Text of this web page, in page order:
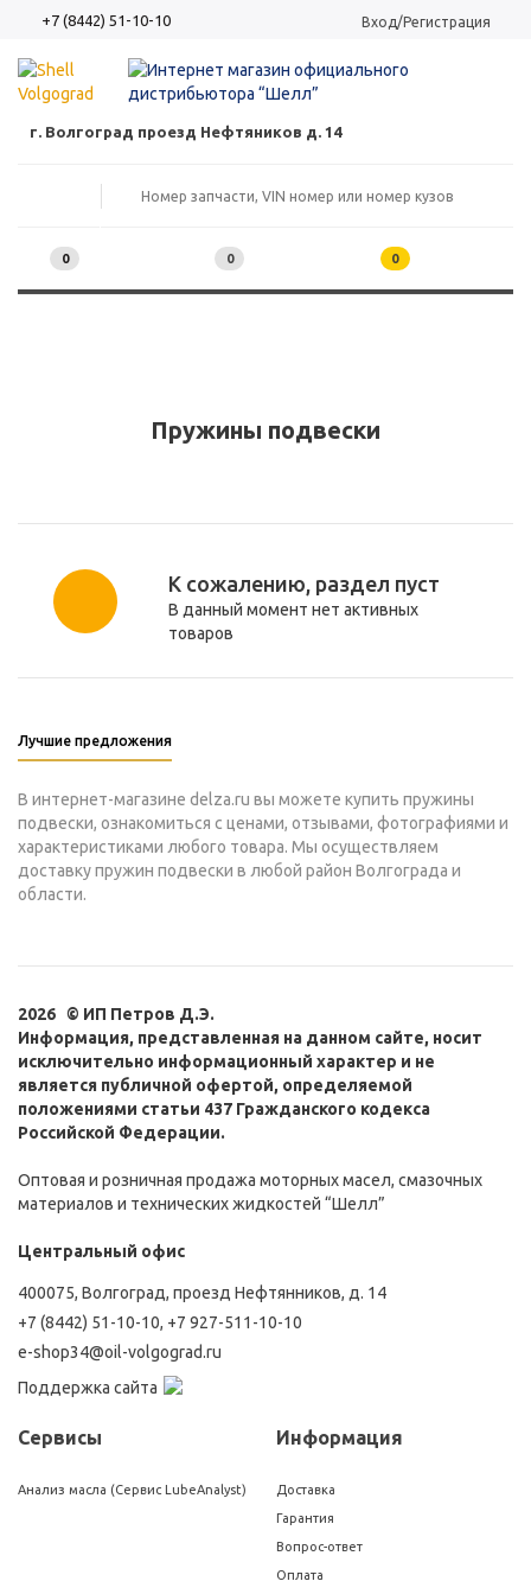
+7 (8442) 51-10-10 Вход/Регистрация
г. Волгоград проезд Нефтяников д. 14
0 0 0
Пружины подвески
К сожалению, раздел пуст
В данный момент нет активных
товаров
Лучшие предложения
В интернет-магазине delza.ru вы можете купить пружины
подвески, ознакомиться с ценами, отзывами, фотографиями и
характеристиками любого товара. Мы осуществляем
доставку пружин подвески в любой район Волгограда и
области.
2026 © ИП Петров Д.Э.
Информация, представленная на данном сайте, носит
исключительно информационный характер и не
является публичной офертой, определяемой
положениями статьи 437 Гражданского кодекса
Российской Федерации.
Оптовая и розничная продажа моторных масел, смазочных
материалов и технических жидкостей “Шелл”
Центральный офис
400075, Волгоград, проезд Нефтянников, д. 14
+7 (8442) 51-10-10, +7 927-511-10-10
e-shop34@oil-volgograd.ru
Поддержка сайта
Сервисы
Анализ масла (Сервис LubeAnalyst)
Информация
Доставка
Гарантия
Вопрос-ответ
Оплата